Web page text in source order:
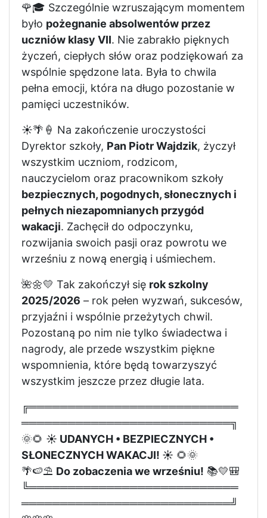
🌹🎓 Szczególnie wzruszającym momentem
było pożegnanie absolwentów przez
uczniów klasy VII. Nie zabrakło pięknych
życzeń, ciepłych słów oraz podziękowań za
wspólnie spędzone lata. Była to chwila
pełna emocji, która na długo pozostanie w
pamięci uczestników.
☀️🌴🍦 Na zakończenie uroczystości
Dyrektor szkoły, Pan Piotr Wajdzik, życzył
wszystkim uczniom, rodzicom,
nauczycielom oraz pracownikom szkoły
bezpiecznych, pogodnych, słonecznych i
pełnych niezapomnianych przygód
wakacji. Zachęcił do odpoczynku,
rozwijania swoich pasji oraz powrotu we
wrześniu z nową energią i uśmiechem.
🌺🌼💛 Tak zakończył się rok szkolny
2025/2026 – rok pełen wyzwań, sukcesów,
przyjaźni i wspólnie przeżytych chwil.
Pozostaną po nim nie tylko świadectwa i
nagrody, ale przede wszystkim piękne
wspomnienia, które będą towarzyszyć
wszystkim jeszcze przez długie lata.
╔═══════════════════════════
═══════════════════════════╗
🌞🌻 ☀️ UDANYCH • BEZPIECZNYCH •
SŁONECZNYCH WAKACJI! ☀️ 🌻🌞
🌴🍉⛱️ Do zobaczenia we wrześniu! 📚💛🎒
╚═══════════════════════════
═══════════════════════════╝